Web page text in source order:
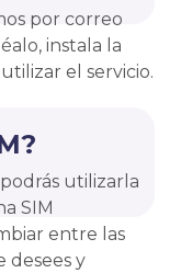
por correo
instala la
el servicio.
utilizarla
SIM
entre las
desees y